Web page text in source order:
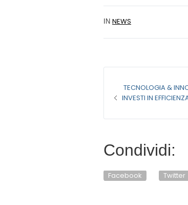
IN NEWS
TECNOLOGIA &
INVESTI IN
Condividi:
Facebook Twitter